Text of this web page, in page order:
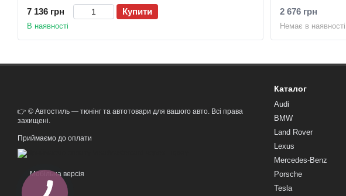
7 136 грн Купити
В наявності
2 676 грн
Немає в наявності
👉 © Автостиль — тюнінг та автотовари для вашого авто. Всі права
захищені.
Приймаємо до оплати
Мобільна версія
Каталог
Audi
BMW
Land Rover
Lexus
Mercedes-Benz
Porsche
Tesla